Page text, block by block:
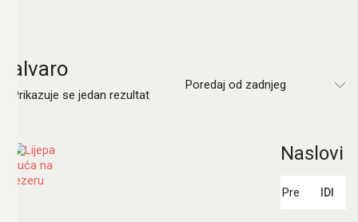
alvaro
Prikazuje se jedan rezultat
Poredaj od zadnjeg
Naslovi
IDI